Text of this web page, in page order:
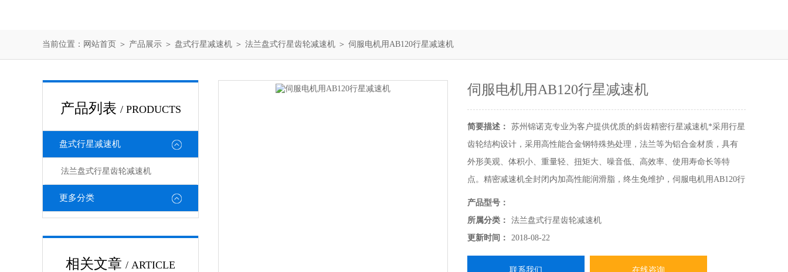
当前位置： 网站首页 ＞ 产品展示 ＞ 盘式行星减速机 ＞ 法兰盘式行星齿轮减速机 ＞ 伺服电机用AB120行星减速机
产品列表 / PRODUCTS
盘式行星减速机
法兰盘式行星齿轮减速机
更多分类
相关文章 / ARTICLE
伺服电机用AB120行星减速机
简要描述：
苏州锦诺克专业为客户提供优质的斜齿精密行星减速机*采用行星
齿轮结构设计，采用高性能合金钢特殊热处理，法兰等为铝合金材质，具有
外形美观、体积小、重量轻、扭矩大、噪音低、高效率、使用寿命长等特
点。精密减速机全封闭内加高性能润滑脂，终生免维护，伺服电机用AB120行
星减速机
产品型号：
所属分类：
法兰盘式行星齿轮减速机
更新时间：
2018-08-22
联系我们 在线咨询